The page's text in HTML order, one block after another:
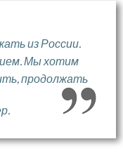
из России.
Мы хотим
продолжать